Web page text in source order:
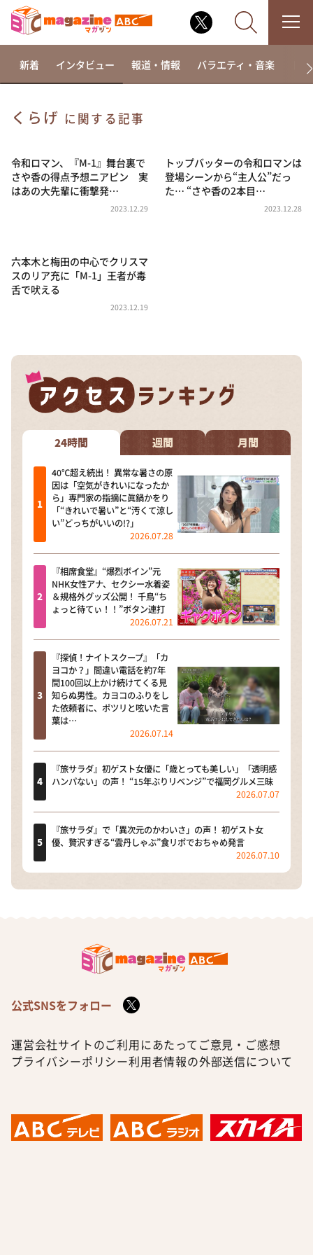
相席食堂
これ余談なんですけど・・・
～人生密着トークバラエティ！～ やすとものいたっ
news おかえり
河合＆A.B.C-Z塚田×福井アナ「なんでやねん！？」
（news おかえり）
教えて！ニュースライブ 正義のミカタ
ＬＩＦＥ～夢のカタチ～
新婚さんいらっしゃい！
ポツンと一軒家
ザキ山小屋本館
ぺこぱのまるスポ
新着 インタビュー 報道・情報 バラエティ・音楽 ド
くらげ に関する記事
令和ロマン、『M-1』舞台裏で
さや香の得点予想ニアピン 実
はあの大先輩に衝撃発…
2023.12.29
トップバッターの令和ロマンは
登場シーンから“主人公”だっ
た… “さや香の2本目…
2023.12.28
六本木と梅田の中心でクリスマ
スのリア充に「M-1」王者が毒
舌で吠える
2023.12.19
24時間 週間 月間
40℃超え続出！ 異常な暑さの原
因は「空気がきれいになったか
ら」専門家の指摘に眞鍋かをり
「“きれいで暑い”と“汚くて涼し
い”どっちがいいの!?」
2026.07.28
『相席食堂』“爆烈ボイン”元
NHK女性アナ、セクシー水着姿
＆規格外グッズ公開！ 千鳥“ち
ょっと待てぃ！！”ボタン連打
2026.07.21
『探偵！ナイトスクープ』「カ
ヨコか？」間違い電話を約7年
間100回以上かけ続けてくる見
知らぬ男性。カヨコのふりをし
た依頼者に、ポツリと呟いた言
葉は…
2026.07.14
『旅サラダ』初ゲスト女優に「歳とっても美しい」「透明感
ハンパない」の声！ “15年ぶりリベンジ”で福岡グルメ三昧
2026.07.07
『旅サラダ』で「異次元のかわいさ」の声！ 初ゲスト女
優、贅沢すぎる“雲丹しゃぶ”食リポでおちゃめ発言
2026.07.10
公式SNSをフォロー
運営会社サイトのご利用にあたって ご意見・ご感想
プライバシーポリシー利用者情報の外部送信について